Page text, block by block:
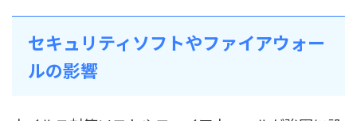
セキュリティソフトやファイアウォー
ルの影響